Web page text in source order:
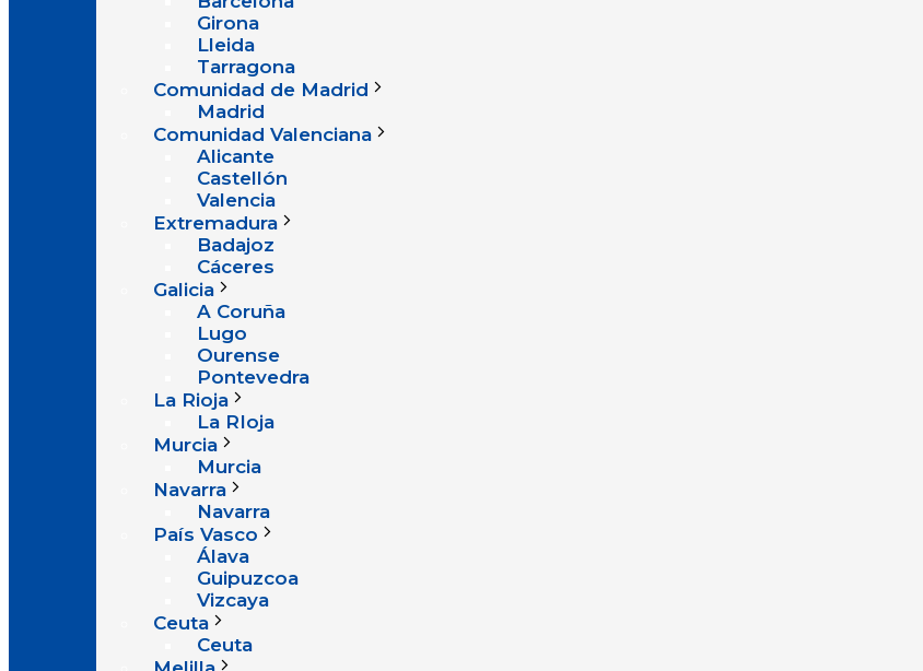
Girona
Lleida
Tarragona
Comunidad de Madrid
Madrid
Comunidad Valenciana
Alicante
Castellón
Valencia
Extremadura
Badajoz
Cáceres
Galicia
A Coruña
Lugo
Ourense
Pontevedra
La Rioja
La RIoja
Murcia
Murcia
Navarra
Navarra
País Vasco
Álava
Guipuzcoa
Vizcaya
Ceuta
Ceuta